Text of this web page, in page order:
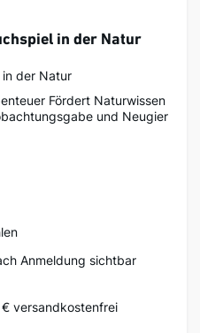
in der Natur
der Natur
Fördert Naturwissen
und Neugier
Anmeldung sichtbar
versandkostenfrei